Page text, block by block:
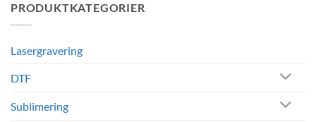
og
Sublimeringssokker
–
design
PRODUKTKATEGORIER
Lasergravering
DTF
Sublimering